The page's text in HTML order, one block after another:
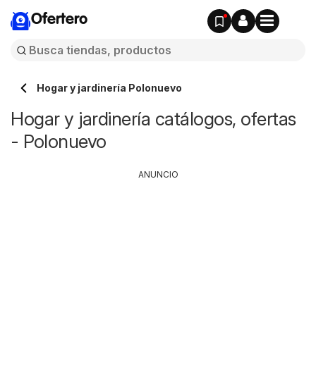
Ofertero
Hogar y jardinería Polonuevo
Hogar y jardinería catálogos, ofertas
- Polonuevo
ANUNCIO